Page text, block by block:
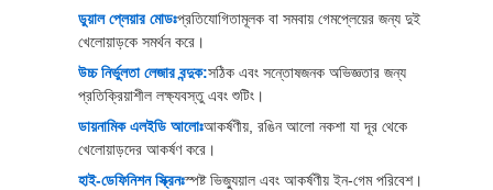
ডুয়াল প্লেয়ার মোডঃপ্রতিযোগিতামূলক বা সমবায় গেমপ্লেয়ের জন্য দুই
খেলোয়াড়কে সমর্থন করে।
উচ্চ নির্ভুলতা লেজার বন্দুক:সঠিক এবং সন্তোষজনক অভিজ্ঞতার জন্য
প্রতিক্রিয়াশীল লক্ষ্যবস্তু এবং শুটিং।
ডায়নামিক এলইডি আলোঃআকর্ষণীয়, রঙিন আলো নকশা যা দূর থেকে
খেলোয়াড়দের আকর্ষণ করে।
হাই-ডেফিনিশন স্ক্রিনঃস্পষ্ট ভিজ্যুয়াল এবং আকর্ষণীয় ইন-গেম পরিবেশ।